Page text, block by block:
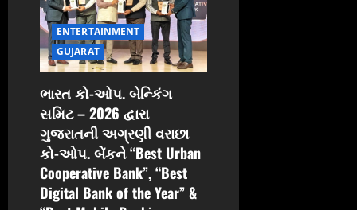
i
o
n
ENTERTAINMENT
GUJARAT
ભારત કો-ઓપ. બેન્કિંગ
સમિટ – 2026 દ્વારા
ગુજરાતની અગ્રણી વરાછા
કો-ઓપ. બેંકને “Best Urban
Cooperative Bank”, “Best
Digital Bank of the Year” &